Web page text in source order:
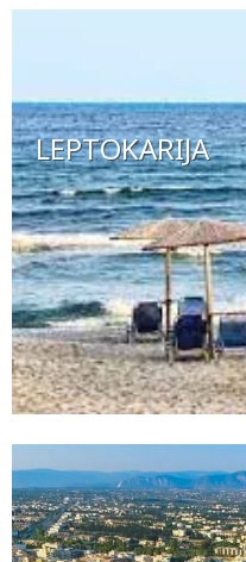
LEPTOKARIJA